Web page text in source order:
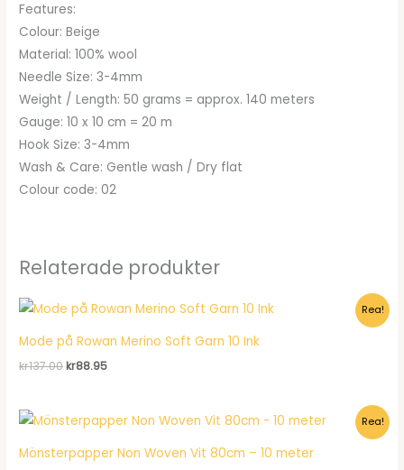
Features:
Colour: Beige
Material: 100% wool
Needle Size: 3-4mm
Weight / Length: 50 grams = approx. 140 meters
Gauge: 10 x 10 cm = 20 m
Hook Size: 3-4mm
Wash & Care: Gentle wash / Dry flat
Colour code: 02
Relaterade produkter
Rea!
Mode på Rowan Merino Soft Garn 10 Ink
kr137.00Det
kr137.00.
kr88.95Det
kr88.95.
Rea!
Mönsterpapper Non Woven Vit 80cm – 10 meter